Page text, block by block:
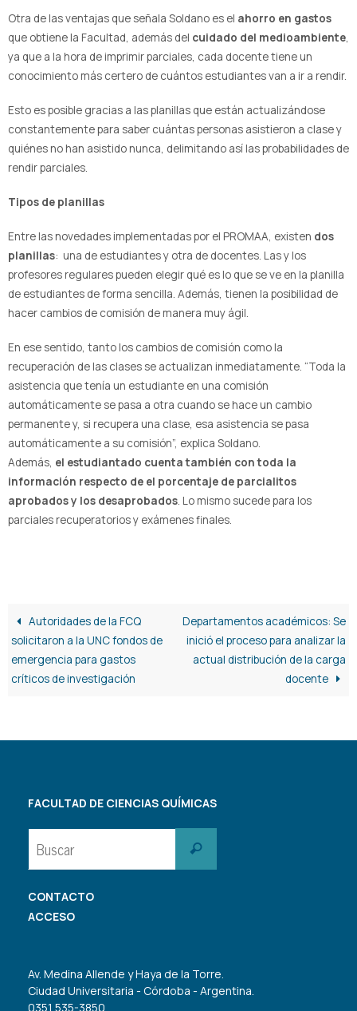
Otra de las ventajas que señala Soldano es el ahorro en gastos
que obtiene la Facultad, además del cuidado del medioambiente
ya que a la hora de imprimir parciales, cada docente tiene un
conocimiento más certero de cuántos estudiantes van a ir a rendir.
Esto es posible gracias a las planillas que están actualizándose
constantemente para saber cuántas personas asistieron a clase y
quiénes no han asistido nunca, delimitando así las probabilidades de
rendir parciales.
Tipos de planillas
Entre las novedades implementadas por el PROMAA, existen dos
planillas: una de estudiantes y otra de docentes. Las y los
profesores regulares pueden elegir qué es lo que se ve en la planilla
de estudiantes de forma sencilla. Además, tienen la posibilidad de
hacer cambios de comisión de manera muy ágil.
En ese sentido, tanto los cambios de comisión como la
recuperación de las clases se actualizan inmediatamente. “Toda la
asistencia que tenía un estudiante en una comisión
automáticamente se pasa a otra cuando se hace un cambio
permanente y, si recupera una clase, esa asistencia se pasa
automáticamente a su comisión”, explica Soldano.
Además, el estudiantado cuenta también con toda la
información respecto de el porcentaje de parcialitos
aprobados y los desaprobados. Lo mismo sucede para los
parciales recuperatorios y exámenes finales.
Autoridades de la FCQ
solicitaron a la UNC fondos de
emergencia para gastos
críticos de investigación
Departamentos académicos: Se
inició el proceso para analizar la
actual distribución de la carga
docente
FACULTAD DE CIENCIAS QUÍMICAS
Buscar
CONTACTO
ACCESO
Av. Medina Allende y Haya de la Torre.
Ciudad Universitaria - Córdoba - Argentina.
0351 535-3850